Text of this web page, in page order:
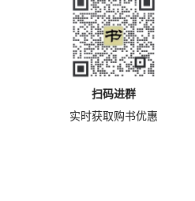
扫码进群
实时获取购书优惠